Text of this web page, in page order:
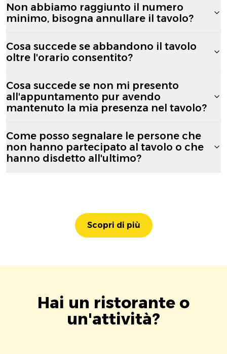
Non abbiamo raggiunto il numero
minimo, bisogna annullare il tavolo?
Cosa succede se abbandono il tavolo
oltre l'orario consentito?
Cosa succede se non mi presento
all'appuntamento pur avendo
mantenuto la mia presenza nel tavolo?
Come posso segnalare le persone che
non hanno partecipato al tavolo o che
hanno disdetto all'ultimo?
Scopri di più
Hai un ristorante o
un'attività?